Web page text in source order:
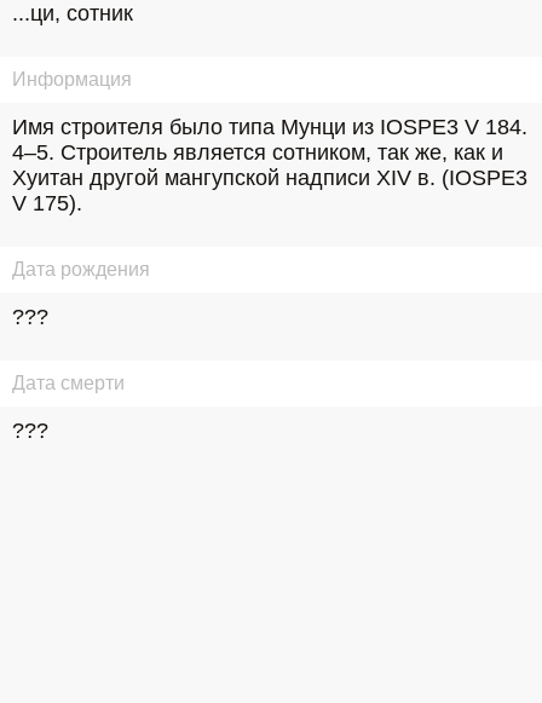
...ци, сотник
Информация
Имя строителя было типа Мунци из IOSPE3 V 184.
4–5. Строитель является сотником, так же, как и
Хуитан другой мангупской надписи XIV в. (IOSPE3
V 175).
Дата рождения
???
Дата смерти
???